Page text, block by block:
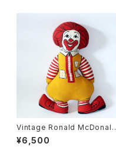
Vintage Ronald McDonald
pillow doll・ヴィンテージ ドナ
ルドマクドナルド ぬいぐるみ U.
¥6,500